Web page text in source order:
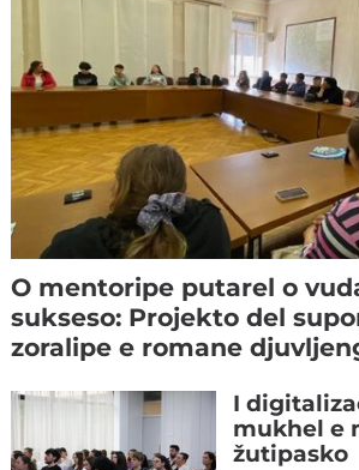
O mentoripe putarel o
sukseso: Projekto del
zoralipe e romane
I
mukhel e
žutipasko